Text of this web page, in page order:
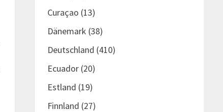
Curaçao (13)
Dänemark (38)
Deutschland (410)
Ecuador(20)
Estland (19)
Finnland (27)